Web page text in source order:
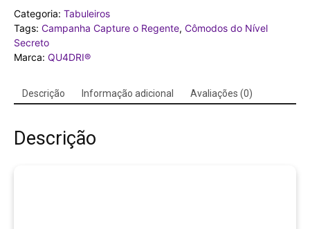
Nível
Secreto
quantidade
Categoria: Tabuleiros
Tags: Campanha Capture o Regente, Cômodos do Nível
Secreto
Marca: QU4DRI®
Descrição Informação adicional Avaliações (0)
Descrição